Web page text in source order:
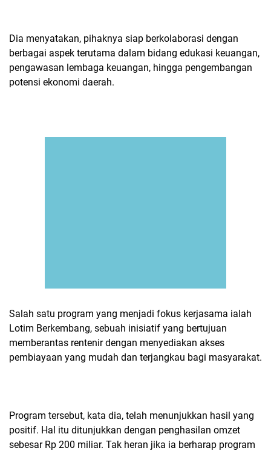
Dia menyatakan, pihaknya siap berkolaborasi dengan
berbagai aspek terutama dalam bidang edukasi keuangan,
pengawasan lembaga keuangan, hingga pengembangan
potensi ekonomi daerah.
Salah satu program yang menjadi fokus kerjasama ialah
Lotim Berkembang, sebuah inisiatif yang bertujuan
memberantas rentenir dengan menyediakan akses
pembiayaan yang mudah dan terjangkau bagi masyarakat.
Program tersebut, kata dia, telah menunjukkan hasil yang
positif. Hal itu ditunjukkan dengan penghasilan omzet
sebesar Rp 200 miliar. Tak heran jika ia berharap program